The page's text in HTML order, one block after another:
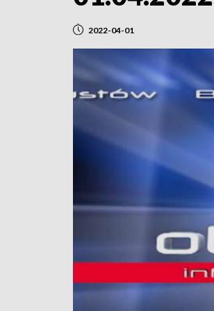
2022-04-01